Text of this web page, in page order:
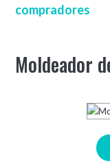
compradores
Moldeador